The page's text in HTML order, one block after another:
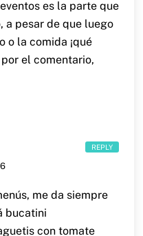
es la parte que
a pesar de que luego
o la comida ¡qué
el comentario,
me da siempre
bucatini
con tomate
REPLY